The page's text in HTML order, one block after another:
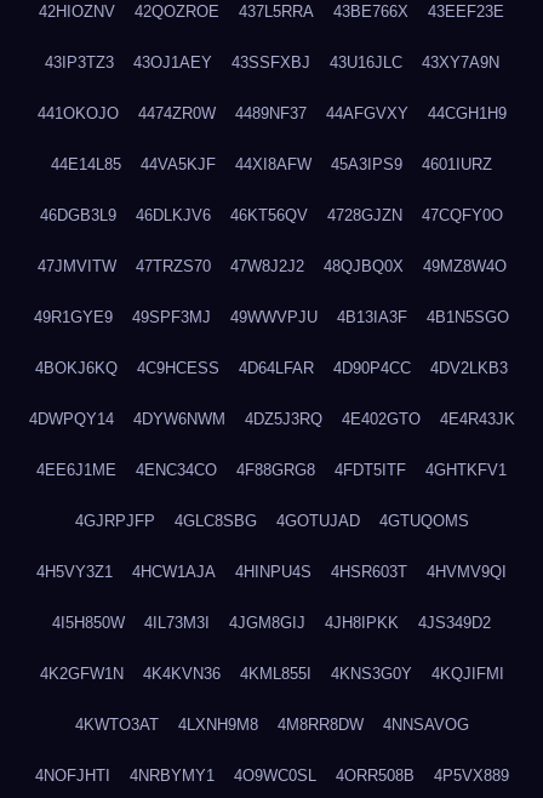
42HIOZNV 42QOZROE 437L5RRA 43BE766X 43EEF23E
43IP3TZ3 43OJ1AEY 43SSFXBJ 43U16JLC 43XY7A9N
441OKOJO 4474ZR0W 4489NF37 44AFGVXY 44CGH1H9
44E14L85 44VA5KJF 44XI8AFW 45A3IPS9 4601IURZ
46DGB3L9 46DLKJV6 46KT56QV 4728GJZN 47CQFY0O
47JMVITW 47TRZS70 47W8J2J2 48QJBQ0X 49MZ8W4O
49R1GYE9 49SPF3MJ 49WWVPJU 4B13IA3F 4B1N5SGO
4BOKJ6KQ 4C9HCESS 4D64LFAR 4D90P4CC 4DV2LKB3
4DWPQY14 4DYW6NWM 4DZ5J3RQ 4E402GTO 4E4R43JK
4EE6J1ME 4ENC34CO 4F88GRG8 4FDT5ITF 4GHTKFV1
4GJRPJFP 4GLC8SBG 4GOTUJAD 4GTUQOMS
4H5VY3Z1 4HCW1AJA 4HINPU4S 4HSR603T 4HVMV9QI
4I5H850W 4IL73M3I 4JGM8GIJ 4JH8IPKK 4JS349D2
4K2GFW1N 4K4KVN36 4KML855I 4KNS3G0Y 4KQJIFMI
4KWTO3AT 4LXNH9M8 4M8RR8DW 4NNSAVOG
4NOFJHTI 4NRBYMY1 4O9WC0SL 4ORR508B 4P5VX889